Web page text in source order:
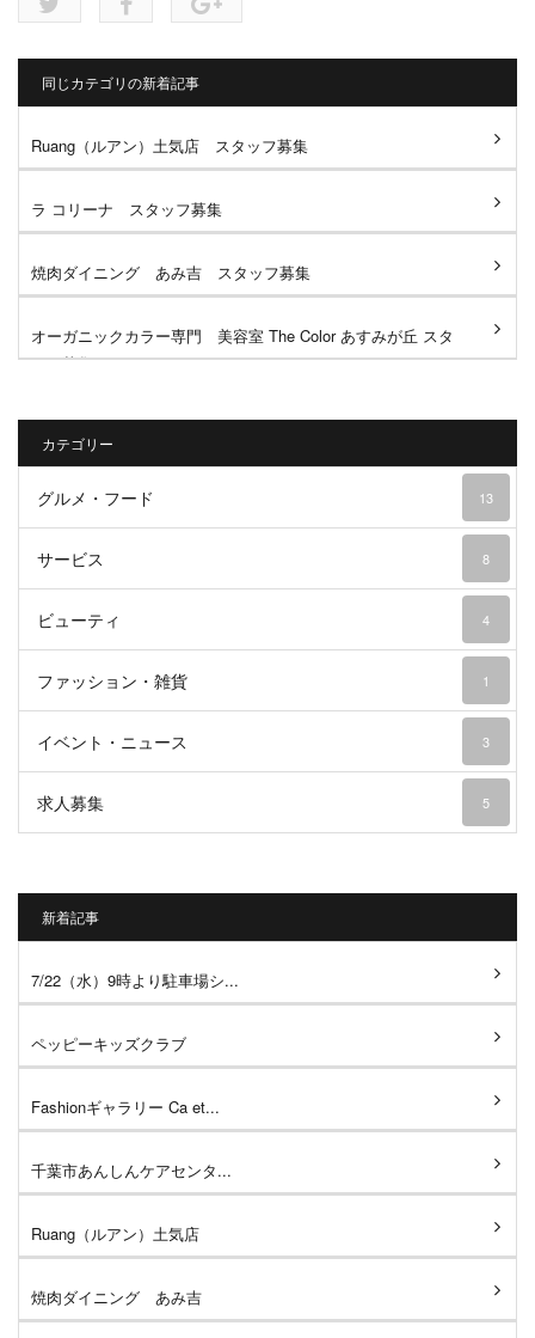
同じカテゴリの新着記事
Ruang（ルアン）土気店 スタッフ募集
ラ コリーナ スタッフ募集
焼肉ダイニング あみ吉 スタッフ募集
オーガニックカラー専門 美容室 The Color あすみが丘 スタ
ッフ募集
カテゴリー
グルメ・フード 13
サービス 8
ビューティ 4
ファッション・雑貨 1
イベント・ニュース 3
求人募集 5
新着記事
7/22（水）9時より駐車場シ...
ペッピーキッズクラブ
Fashionギャラリー Ca et...
千葉市あんしんケアセンタ...
Ruang（ルアン）土気店
焼肉ダイニング あみ吉